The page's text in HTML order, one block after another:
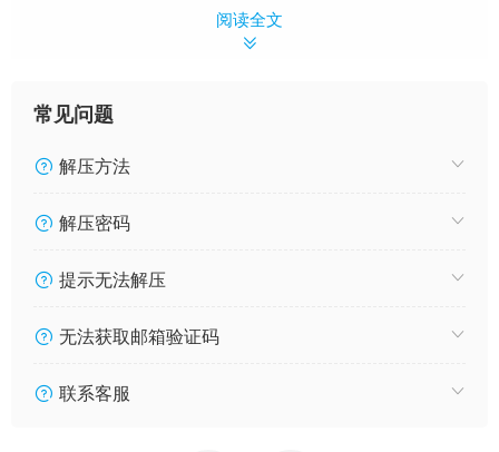
所留下的深深怨恨。这次归来，不仅是为了讨回公道，更是为了
揭露父亲 Thanes（Poh Natthawut 饰）篡夺家族权力的邪恶行
但Pheem并非孤身一人，他的身边有Thun（Daou Pittaya
信任开始，两人逐渐建立起羁绊，从主仆关系发展成无法否认的
危机，Pheem的复仇最终将如何收场？
阅读全文
常见问题
解压方法
解压密码
提示无法解压
无法获取邮箱验证码
联系客服